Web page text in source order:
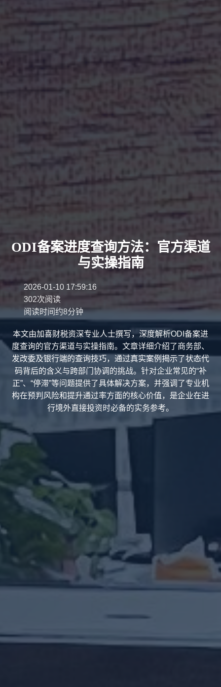
ODI备案进度查询方法：官方渠道
与实操指南
2026-01-10 17:59:16
302次阅读
阅读时间约8分钟
本文由加喜财税资深专业人士撰写，深度解析ODI备案进
度查询的官方渠道与实操指南。文章详细介绍了商务部、
发改委及银行端的查询技巧，通过真实案例揭示了状态代
码背后的含义与跨部门协调的挑战。针对企业常见的“补
正”、“停滞”等问题提供了具体解决方案，并强调了专业机
构在预判风险和提升通过率方面的核心价值，是企业在进
行境外直接投资时必备的实务参考。